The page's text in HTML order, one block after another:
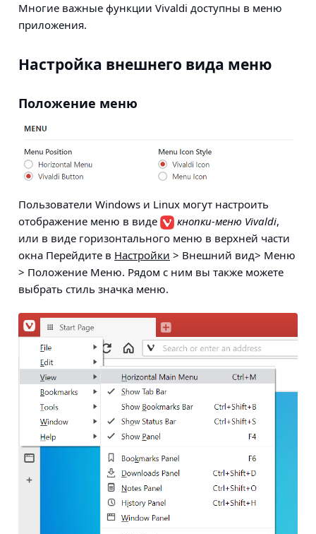
Многие важные функции Vivaldi доступны в меню
приложения.
Настройка внешнего вида меню
Положение меню
Пользователи Windows и Linux могут настроить
отображение меню в виде
кнопки-меню Vivaldi,
или в виде горизонтального меню в верхней части
окна Перейдите в Настройки > Внешний вид> Меню
> Положение Меню. Рядом с ним вы также можете
выбрать стиль значка меню.